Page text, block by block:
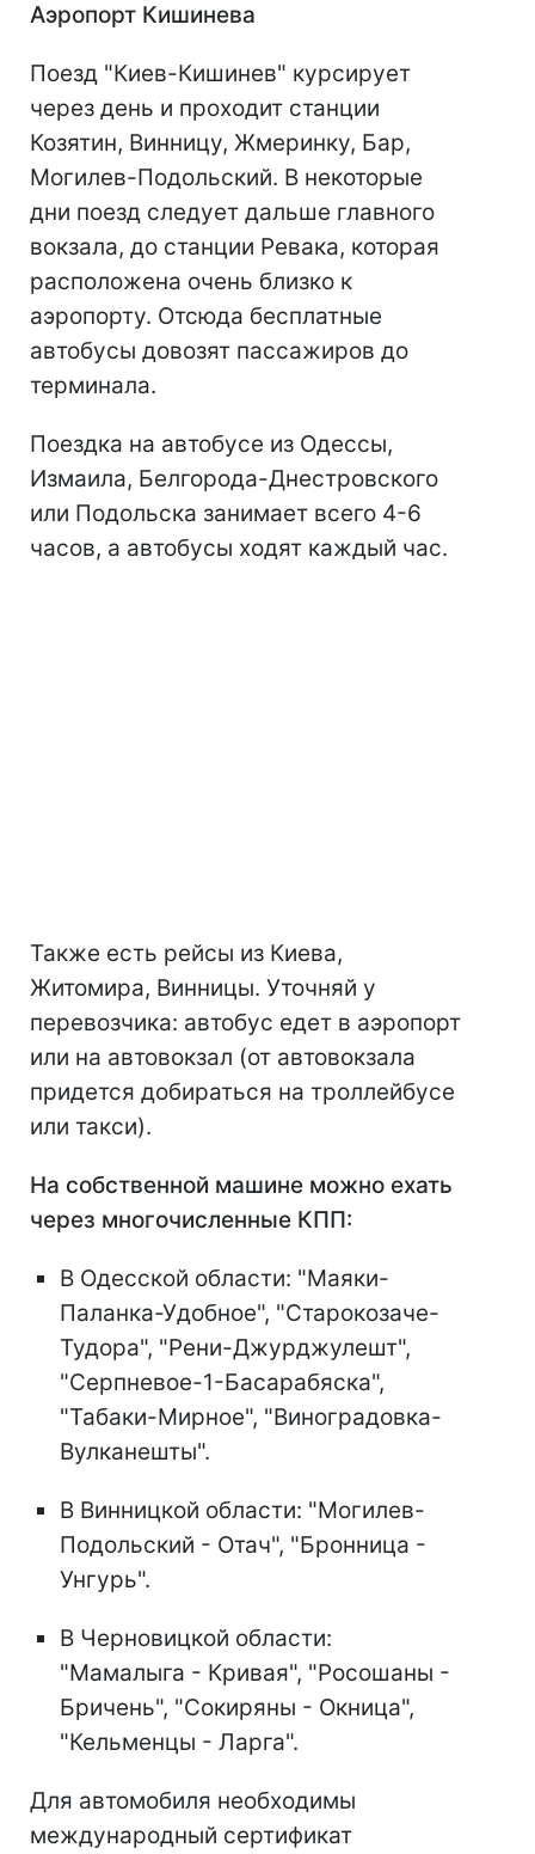
Аэропорт Кишинева
Поезд "Киев-Кишинев" курсирует
через день и проходит станции
Козятин, Винницу, Жмеринку, Бар,
Могилев-Подольский. В некоторые
дни поезд следует дальше главного
вокзала, до станции Ревака, которая
расположена очень близко к
аэропорту. Отсюда бесплатные
автобусы довозят пассажиров до
терминала.
Поездка на автобусе из Одессы,
Измаила, Белгорода-Днестровского
или Подольска занимает всего 4-6
часов, а автобусы ходят каждый час.
Также есть рейсы из Киева,
Житомира, Винницы. Уточняй у
перевозчика: автобус едет в аэропорт
или на автовокзал (от автовокзала
придется добираться на троллейбусе
или такси).
На собственной машине можно ехать
через многочисленные КПП:
В Одесской области: "Маяки-
Паланка-Удобное", "Старокозаче-
Тудора", "Рени-Джурджулешт",
"Серпневое-1-Басарабяска",
"Табаки-Мирное", "Виноградовка-
Вулканешты".
В Винницкой области: "Могилев-
Подольский - Отач", "Бронница -
Унгурь".
В Черновицкой области:
"Мамалыга - Кривая", "Росошаны -
Бричень", "Сокиряны - Окница",
"Кельменцы - Ларга".
Для автомобиля необходимы
международный сертификат